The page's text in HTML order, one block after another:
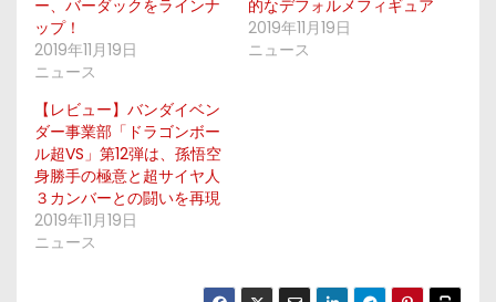
ー、バーダックをラインナ
ップ！
2019年11月19日
ニュース
的なデフォルメフィギュア
2019年11月19日
ニュース
【レビュー】バンダイベン
ダー事業部「ドラゴンボー
ル超VS」第12弾は、孫悟空
身勝手の極意と超サイヤ人
３カンバーとの闘いを再現
2019年11月19日
ニュース